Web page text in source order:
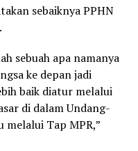
sebaiknya PPHN
sebuah apa namanya
ke depan jadi
baik diatur melalui
di dalam Undang-
melalui Tap MPR,”